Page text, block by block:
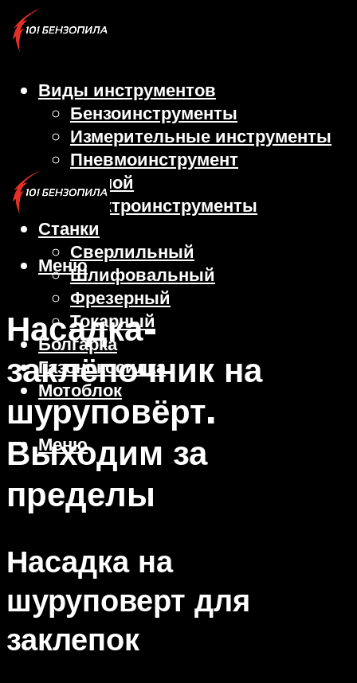
Виды инструментов
Бензоинструменты
Измерительные инструменты
Пневмоинструмент
Ручной
Электроинструменты
Станки
Сверлильный
Шлифовальный
Фрезерный
Токарный
Болгарка
Газонокосилка
Мотоблок
Меню
Меню
Насадка-
заклёпочник на
шуруповёрт.
Выходим за
пределы
Насадка на
шуруповерт для
заклепок